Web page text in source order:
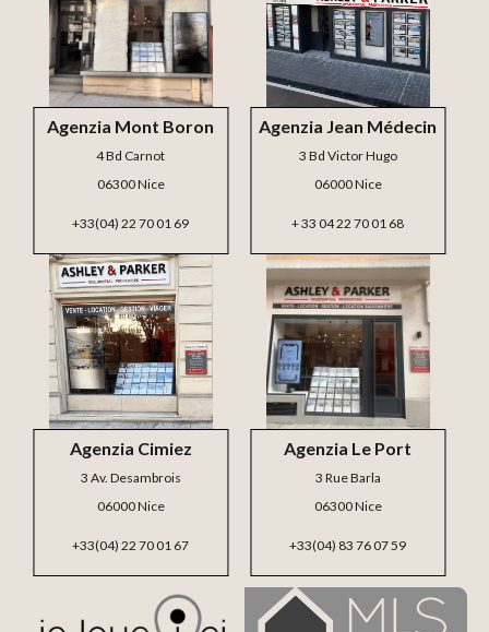
Agenzia Le Port
3 Rue Barla
06300 Nice
+33(04) 83 76 07 59
Agenzia Cimiez
3 Av. Desambrois
06000 Nice
+33(04) 22 70 01 67
Agenzia Jean Médecin
3 Bd Victor Hugo
06000 Nice
+ 33 04 22 70 01 68
Agenzia Mont Boron
4 Bd Carnot
06300 Nice
+33(04) 22 70 01 69